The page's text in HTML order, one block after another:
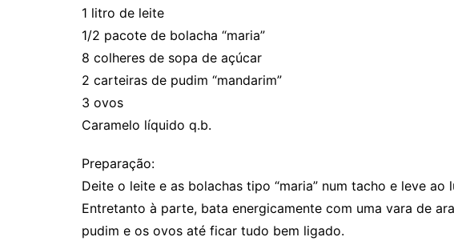
1 litro de leite
1/2 pacote de bolacha “maria”
8 colheres de sopa de açúcar
2 carteiras de pudim “mandarim”
3 ovos
Caramelo líquido q.b.
Preparação:
Deite o leite e as bolachas tipo “maria” num tacho e leve ao
Entretanto à parte, bata energicamente com uma vara de
pudim e os ovos até ficar tudo bem ligado.